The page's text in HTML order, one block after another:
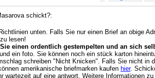
schickt?:
unten. Falls Sie nur einen Brief an obige
lesen!
einen ordentlich gestempelten und an sich
ein foto. Sie können noch ein stück karton
schreiben "Nicht Knicken". Falls Sie nicht in
amerikanische briefmarken kaufen hier.
wartezeit auf eine antwort. Weitere Informationen